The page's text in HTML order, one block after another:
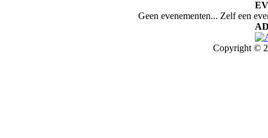
Geen evenementen... Zelf een
Copyright ©